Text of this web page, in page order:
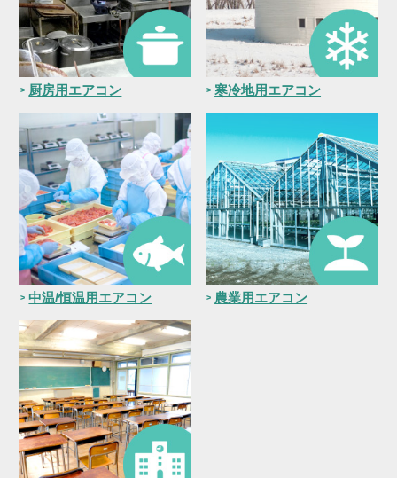
厨房用エアコン 寒冷地用エアコン
中温/恒温用エアコン 農業用エアコン